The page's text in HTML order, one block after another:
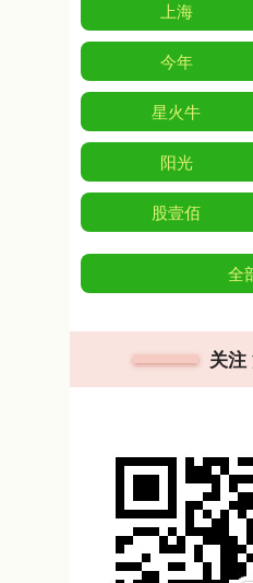
上海
今年
星火牛
阳光
股壹佰
全
关注